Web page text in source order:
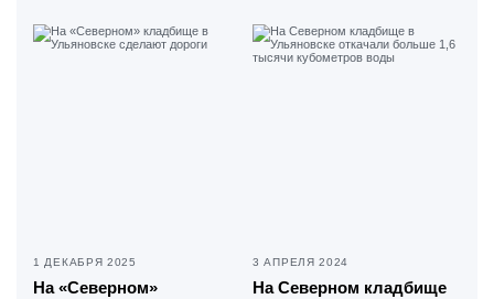
1 ДЕКАБРЯ 2025
На «Северном»
3 АПРЕЛЯ 2024
На Северном кладбище